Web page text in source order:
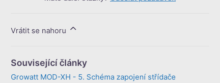
Vrátit se nahoru
Související články
Growatt MOD-XH - 5. Schéma zapojení střídače